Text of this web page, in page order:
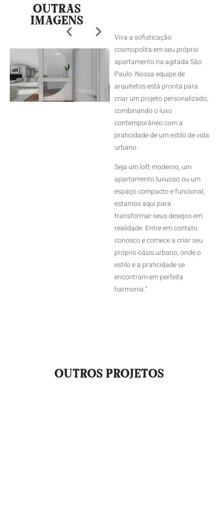
OUTRAS
IMAGENS
Viva a sofisticação
cosmopolita em seu próprio
apartamento na agitada São
Paulo. Nossa equipe de
arquitetos está pronta para
criar um projeto personalizado,
combinando o luxo
contemporâneo com a
praticidade de um estilo de vida
urbano.
Seja um loft moderno, um
apartamento luxuoso ou um
espaço compacto e funcional,
estamos aqui para
transformar seus desejos em
realidade. Entre em contato
conosco e comece a criar seu
próprio oásis urbano, onde o
estilo e a praticidade se
encontram em perfeita
harmonia.”
OUTROS PROJETOS